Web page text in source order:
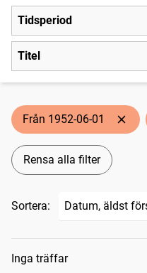
Tidsperiod
Titel
Från 1952-06-01
Rensa alla filter
Sortera:
Sökresultat
Inga träffar